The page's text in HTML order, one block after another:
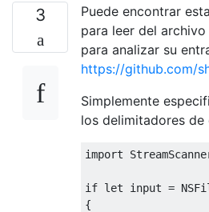
3
Puede encontrar
para leer del
para analizar su
https://github.com/
Simplemente
los delimitadores de
import
if let input =
{